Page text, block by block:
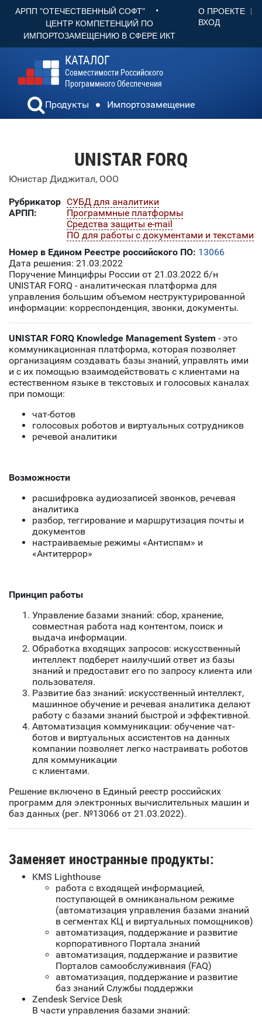
АРПП "ОТЕЧЕСТВЕННЫЙ СОФТ" •
ЦЕНТР КОМПЕТЕНЦИЙ ПО
ИМПОРТОЗАМЕЩЕНИЮ В СФЕРЕ ИКТ
О ПРОЕКТЕ
ВХОД
КАТАЛОГ
Совместимости Российского
Программного Обеспечения
Продукты Импортозамещение
UNISTAR FORQ
Юнистар Диджитал, ООО
Рубрикатор
АРПП:
СУБД для аналитики
Программные платформы
Средства защиты e-mail
ПО для работы с документами и текстами
Номер в Едином Реестре российского ПО: 13066
Дата решения: 21.03.2022
Поручение Минцифры России от 21.03.2022 б/н
UNISTAR FORQ - аналитическая платформа для
управления большим объемом неструктурированной
информации: корреспонденция, звонки, документы.
UNISTAR FORQ Knowledge Management System - это
коммуникационная платформа, которая позволяет
организациям создавать базы знаний, управлять ими
и с их помощью взаимодействовать с клиентами на
естественном языке в текстовых и голосовых каналах
при помощи:
чат-ботов
голосовых роботов и виртуальных сотрудников
речевой аналитики
Возможности
расшифровка аудиозаписей звонков, речевая
аналитика
разбор, теггирование и маршрутизация почты и
документов
настраиваемые режимы «Антиспам» и
«Антитеррор»
Принцип работы
Управление базами знаний: сбор, хранение,
совместная работа над контентом, поиск и
выдача информации.
Обработка входящих запросов: искусственный
интеллект подберет наилучший ответ из базы
знаний и предоставит его по запросу клиента или
пользователя.
Развитие баз знаний: искусственный интеллект,
машинное обучение и речевая аналитика делают
работу с базами знаний быстрой и эффективной.
Автоматизация коммуникации: обучение чат-
ботов и виртуальных ассистентов на данных
компании позволяет легко настраивать роботов
для коммуникации
с клиентами.
Решение включено в Единый реестр российских
программ для электронных вычислительных машин и
баз данных (рег. №13066 от 21.03.2022).
Заменяет иностранные продукты:
KMS Lighthouse
работа с входящей информацией,
поступающей в омниканальном режиме
(автоматизация управления базами знаний
в сегментах КЦ и виртуальных помощников)
автоматизация, поддержание и развитие
корпоративного Портала знаний
автоматизация, поддержание и развитие
Порталов самообслуживнаия (FAQ)
автоматизация, поддержание и развитие
баз знаний Службы поддержки
Zendesk Service Desk
В части управления базами знаний: